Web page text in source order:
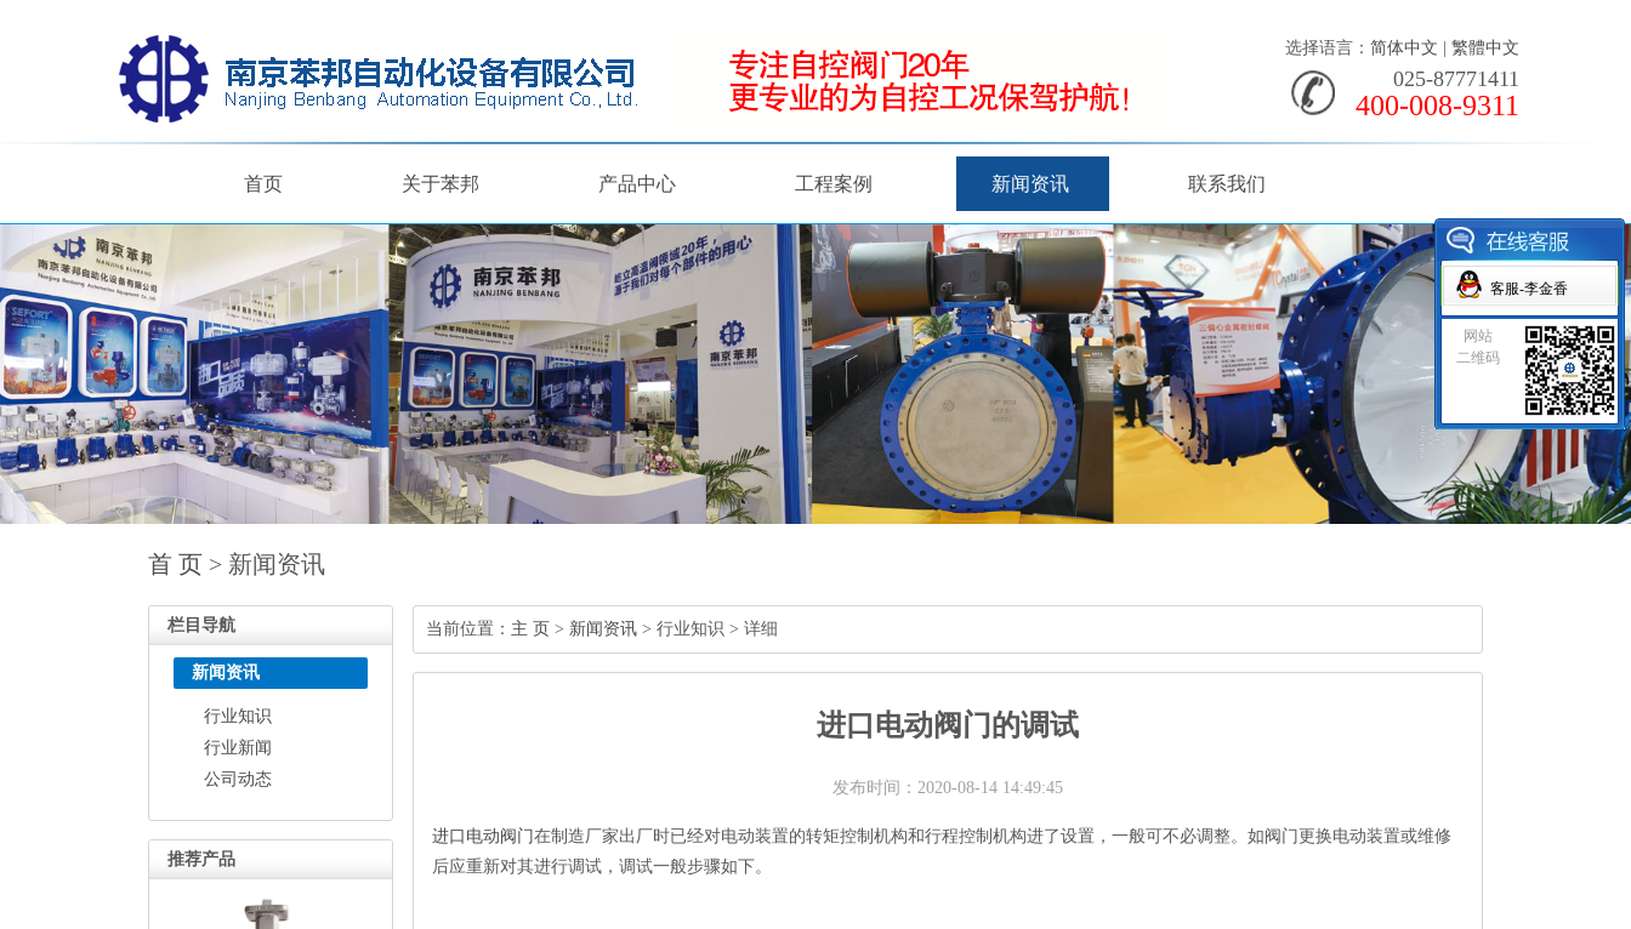
选择语言： 简体中文 繁體中文
025-87771411
400-008-9311
首页 关于苯邦 产品中心 工程案例 新闻资讯 联系我们
客服-李金香
网站
二维码
首 页 > 新闻资讯
栏目导航
新闻资讯
行业知识
行业新闻
公司动态
推荐产品
当前位置： 主 页 > 新闻资讯 > 行业知识 > 详细
进口电动阀门的调试
发布时间：2020-08-14 14:49:45
进口电动阀门在制造厂家出厂时已经对电动装置的转矩控制机构和行程控制机构进了设置，一般可不必调整。如阀门更换电动装置或维修
后应重新对其进行调试，调试一般步骤如下。